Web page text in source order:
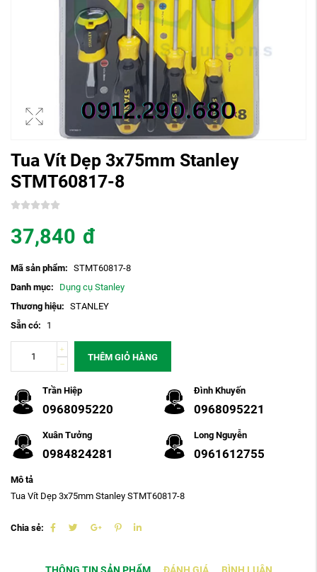
Tua Vít Dẹp 3x75mm Stanley
STMT60817-8
37,840 đ
Mã sản phẩm: STMT60817-8
Danh mục:
Dụng cụ Stanley
Thương hiệu: STANLEY
Sẵn có:
1
THÊM GIỎ HÀNG
Trần Hiệp
0968095220
Đình Khuyến
0968095221
Xuân Tưởng
0984824281
Long Nguyễn
0961612755
Mô tả
Tua Vít Dẹp 3x75mm Stanley STMT60817-8
Chia sẻ: